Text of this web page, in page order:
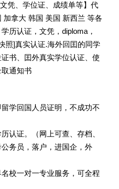
凭、学位证、成绩单等】代
加拿大 韩国 美国 新西兰 等各
历认证，文凭，diploma，
照]真实认证.海外回囯的同学
书、囯外真实学位认证、使
通知书
学回国人员证明，不成功不
认证。（网上可查、存档、
务员，落户，进国企，外
校一对一专业服务，可全程